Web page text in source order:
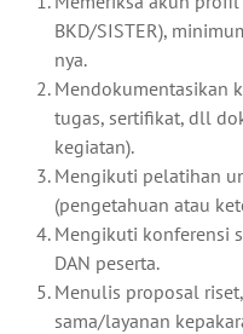
BKD/SISTER),
nya.
Mendokumentasikan
tugas, sertifikat, dll
kegiatan).
Mengikuti pelatihan
(pengetahuan atau
Mengikuti konferensi
DAN peserta.
Menulis proposal
sama/layanan